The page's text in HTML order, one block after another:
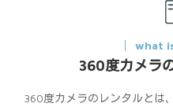
what
360度カメラ
360度カメラのレンタルとは